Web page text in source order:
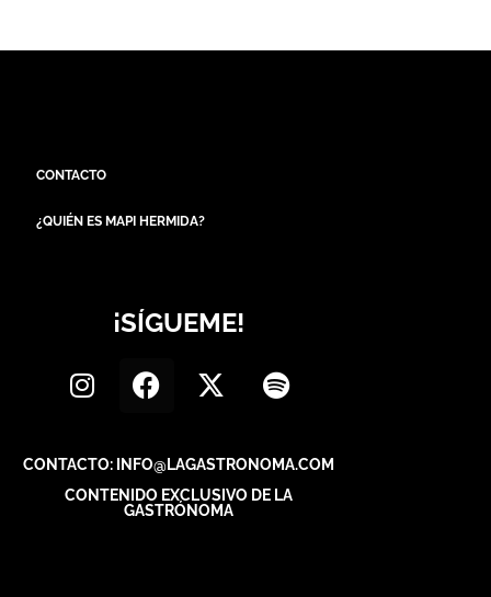
CONTACTO
¿QUIÉN ES MAPI HERMIDA?
¡SÍGUEME!
CONTACTO: INFO@LAGASTRONOMA.COM
CONTENIDO EXCLUSIVO DE LA
GASTRÓNOMA